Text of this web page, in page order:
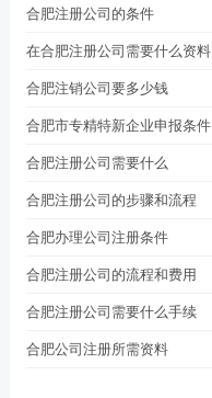
合肥注册公司的条件
在合肥注册公司需要什么资料
合肥注销公司要多少钱
合肥市专精特新企业申报条件
合肥注册公司需要什么
合肥注册公司的步骤和流程
合肥办理公司注册条件
合肥注册公司的流程和费用
合肥注册公司需要什么手续
合肥公司注册所需资料